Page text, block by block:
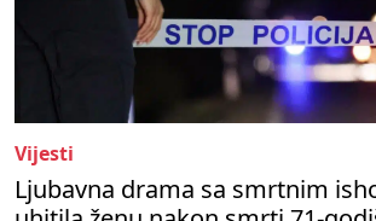
Vijesti
Ljubavna drama sa smrtnim